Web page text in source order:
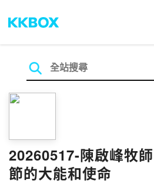
20260517-陳啟峰牧
節的大能和使命